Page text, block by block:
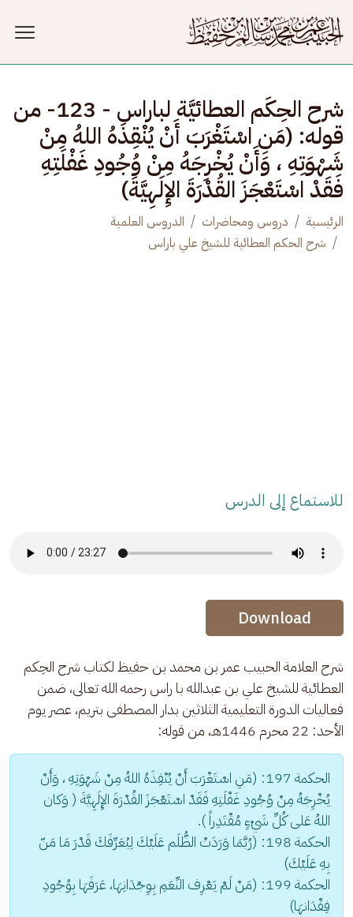
شرح الحِكَم العطائيَّة لباراس - 123- من
قوله: (مَنِ اسْتَغْرَبَ أَنْ يُنْقِذَهُ اللهُ مِنْ
شَهْوَتِهِ ، وَأَنْ يُخْرِجَهُ مِنْ وُجُودِ غَفْلَتِهِ
فَقَدْ اسْتَعْجَزَ القُدْرَةَ الإِلَهِيَّةَ)
الرئيسية دروس ومحاضرات
الدروس العلمية
شرح الحكم العطائية للشيخ علي باراس
للاستماع إلى الدرس
Audio Stream
Audio Stream
Download
شرح العلامة الحبيب عمر بن محمد بن حفيظ لكتاب شرح الحِكم
العطائية للشيخ علي بن عبدالله با راس رحمه الله تعالى، ضمن
فعاليات الدورة التعليمية الثلاثين بدار المصطفى بتريم، عصر يوم
الأحد: 22 محرم 1446هـ، من قوله:
الحكمة 197: (مَنِ اسْتَغْرَبَ أَنْ يُنْقِذَهُ اللهُ مِنْ شَهْوَتِهِ ، وَأَنْ
يُخْرِجَهُ مِنْ وُجُودِ غَفْلَتِهِ فَقَدْ اسْتَعْجَزَ القُدْرَةَ الإِلَهِيَّةَ ( وَكان
اللهُ عَلى كُلِّ شَيْءٍ مُقْتَدِراً ).
الحكمة 198: (رُبَّمَا وَرَدَتْ الظُّلَم عَلَيْكَ لِيُعَرِّفَكَ قَدْرَ مَا مَنّ
بِهِ عَلَيْكَ)
الحكمة 199: (مَنْ لَمْ يَعْرِف النِّعَمِ بِوِجْدَانِهَا، عَرَفَهَا بِوُجُودِ
فِقْدَانهَا)